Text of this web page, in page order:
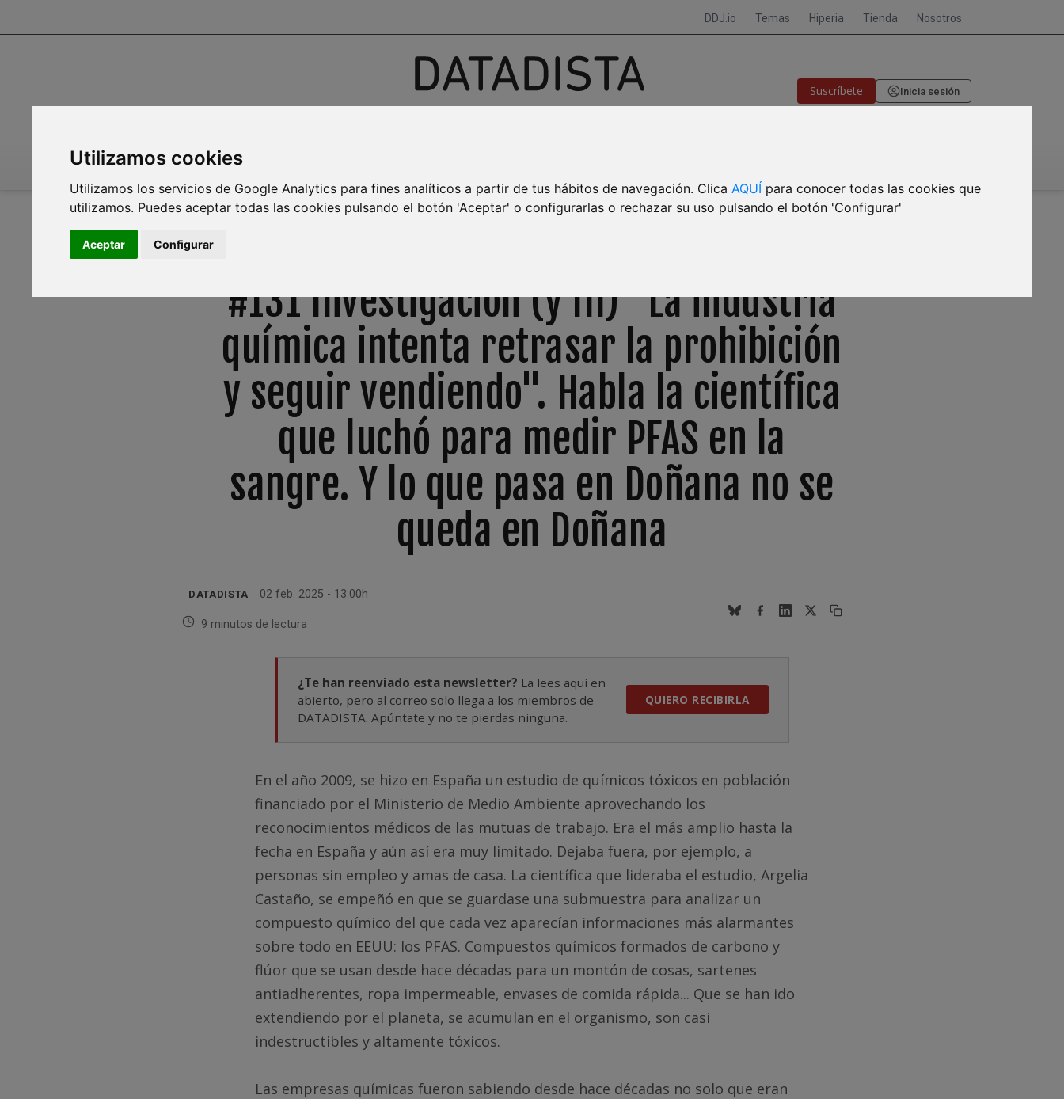
Utilizamos cookies
Utilizamos los servicios de Google Analytics para fines analíticos a partir de tus hábitos de navegación. ClicaAQUÍ para conocer todas las cookies que
utilizamos. Puedes aceptar todas las cookies pulsando el botón 'Aceptar' o configurarlas o rechazar su uso pulsando el botón 'Configurar'
Aceptar Configurar
DDJ.io Temas Hiperia Tienda Nosotros
Suscríbete Inicia sesión
INICIO INFOAGUA MEDIO AMBIENTE
#131 Investigación (y III) "La industria
química intenta retrasar la prohibición
y seguir vendiendo". Habla la científica
que luchó para medir PFAS en la
sangre. Y lo que pasa en Doñana no se
queda en Doñana
DATADISTA 02 feb. 2025 - 13:00h
9 minutos de lectura
¿Te han reenviado esta newsletter? La lees aquí en
abierto, pero al correo solo llega a los miembros de
DATADISTA. Apúntate y no te pierdas ninguna.
QUIERO RECIBIRLA
En el año 2009, se hizo en España un estudio de químicos tóxicos en población
financiado por el Ministerio de Medio Ambiente aprovechando los
reconocimientos médicos de las mutuas de trabajo. Era el más amplio hasta la
fecha en España y aún así era muy limitado. Dejaba fuera, por ejemplo, a
personas sin empleo y amas de casa. La científica que lideraba el estudio, Argelia
Castaño, se empeñó en que se guardase una submuestra para analizar un
compuesto químico del que cada vez aparecían informaciones más alarmantes
sobre todo en EEUU: los PFAS. Compuestos químicos formados de carbono y
flúor que se usan desde hace décadas para un montón de cosas, sartenes
antiadherentes, ropa impermeable, envases de comida rápida... Que se han ido
extendiendo por el planeta, se acumulan en el organismo, son casi
indestructibles y altamente tóxicos.
Las empresas químicas fueron sabiendo desde hace décadas no solo que eran